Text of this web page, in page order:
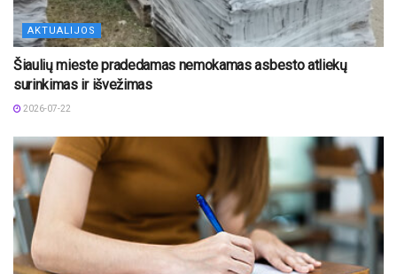
AKTUALIJOS
Šiaulių mieste pradedamas nemokamas asbesto atliekų
surinkimas ir išvežimas
2026-07-22